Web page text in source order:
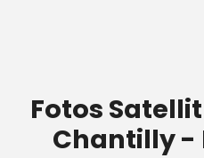
Fotos
Chantilly -